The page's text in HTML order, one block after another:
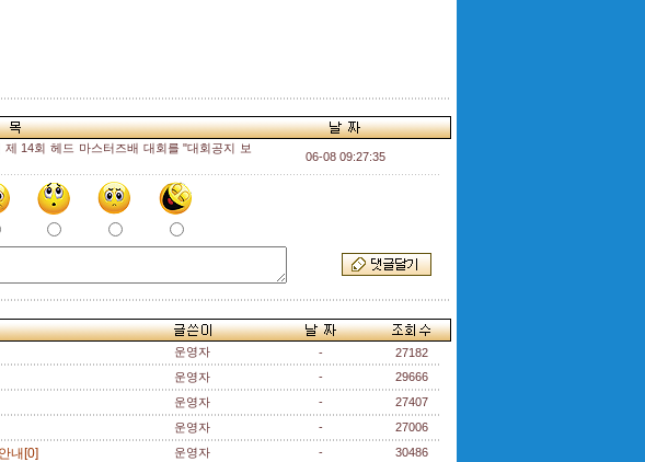
14회 헤드 마스터즈배 대회를 "대회공지 보
06-08 09:27:35
운영자 -
27182
운영자 -
29666
운영자 -
27407
운영자 -
27006
내[0] 운영자 - 30486